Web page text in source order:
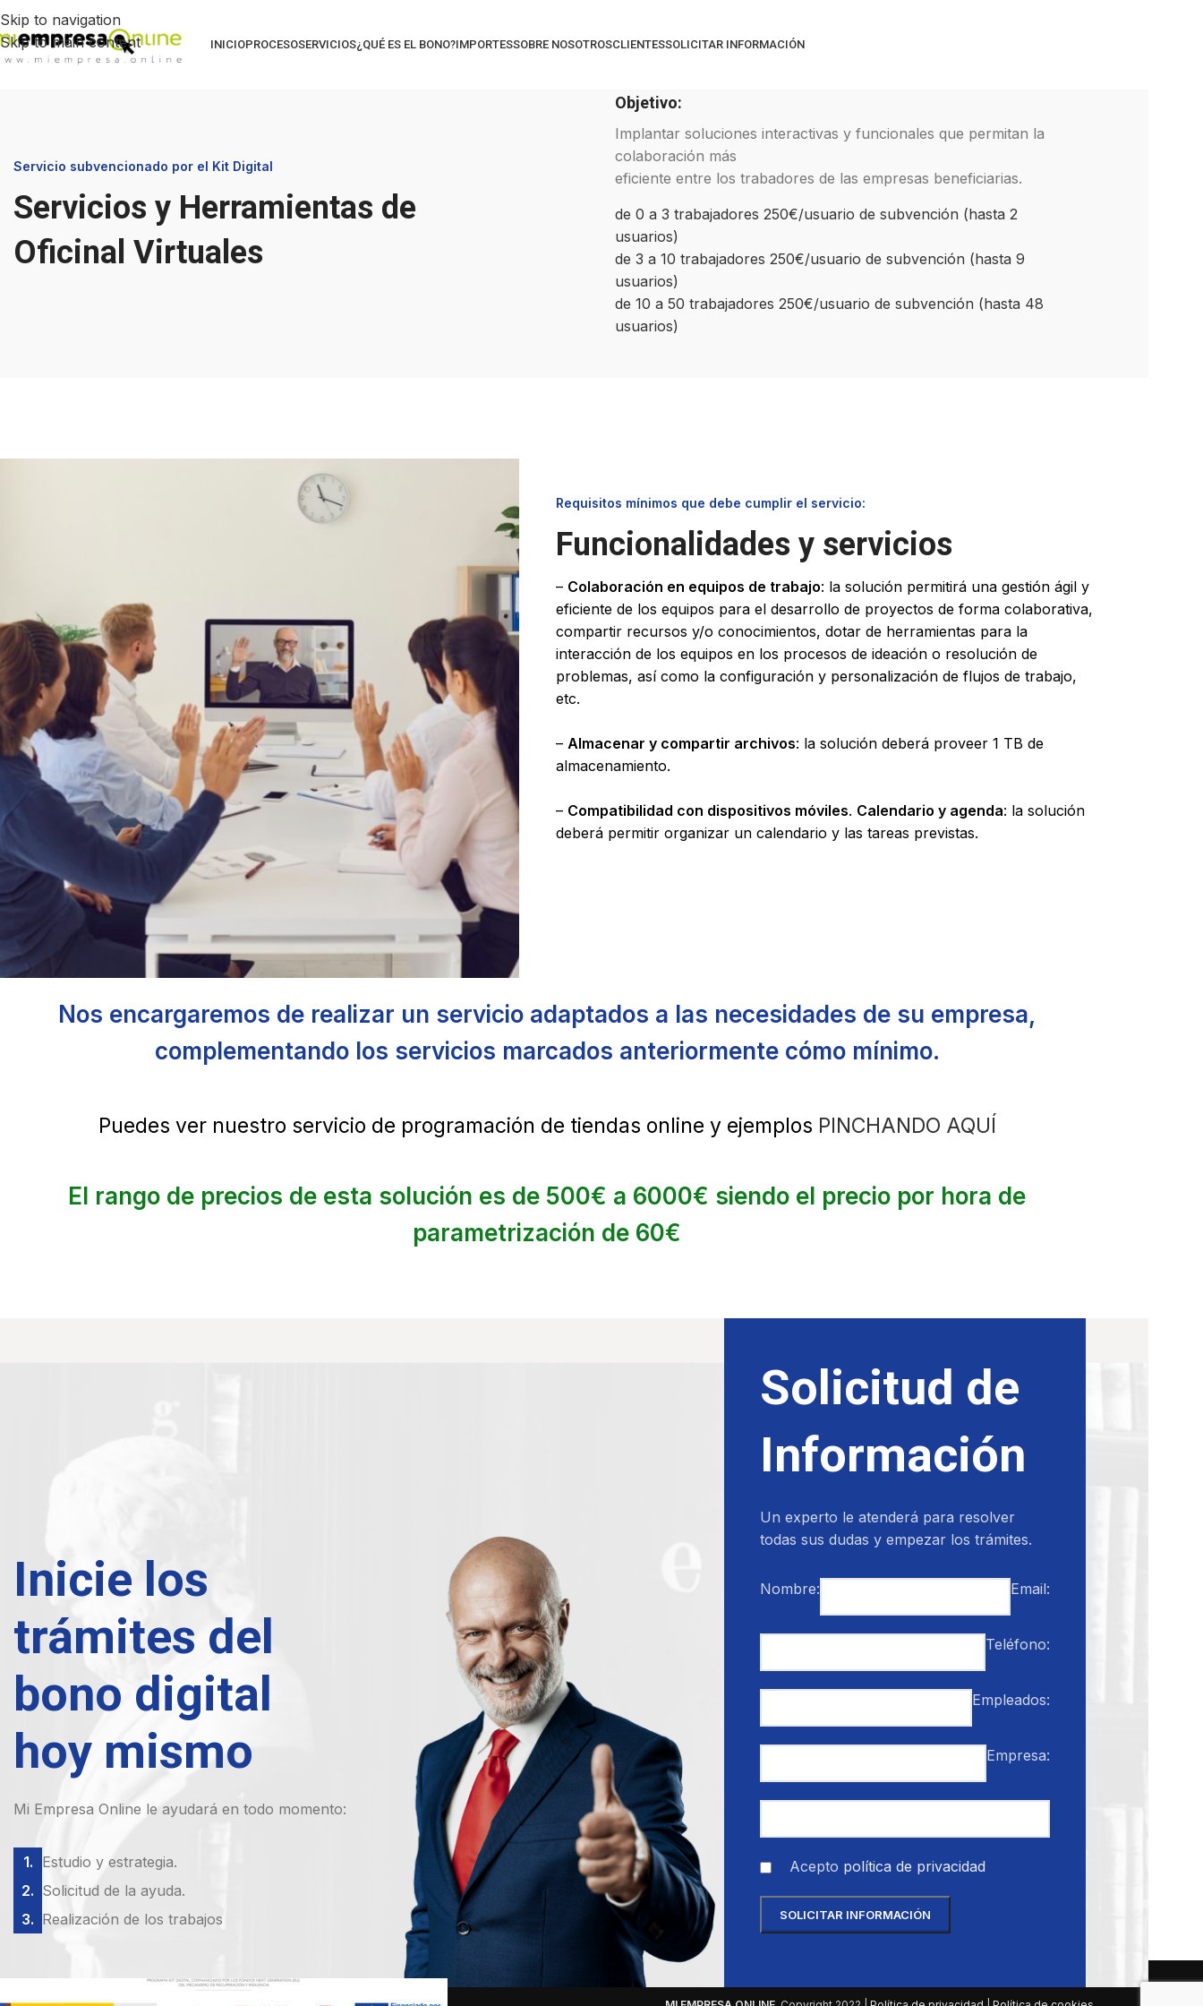
Skip to navigation
Skip to main content
INICIOPROCESOSERVICIOS¿QUÉ ES EL BONO?IMPORTESSOBRE NOSOTROSCLIENTESSOLICITAR INFORMACIÓN
Servicio subvencionado por el Kit Digital
Servicios y Herramientas de
Oficinal Virtuales
Objetivo:
Implantar soluciones interactivas y funcionales que permitan la
colaboración más
eficiente entre los trabadores de las empresas beneficiarias.
de 0 a 3 trabajadores 250€/usuario de subvención (hasta 2
usuarios)
de 3 a 10 trabajadores 250€/usuario de subvención (hasta 9
usuarios)
de 10 a 50 trabajadores 250€/usuario de subvención (hasta 48
usuarios)
Requisitos mínimos que debe cumplir el servicio:
Funcionalidades y servicios
– Colaboración en equipos de trabajo: la solución permitirá una gestión ágil y
eficiente de los equipos para el desarrollo de proyectos de forma colaborativa,
compartir recursos y/o conocimientos, dotar de herramientas para la
interacción de los equipos en los procesos de ideación o resolución de
problemas, así como la configuración y personalización de flujos de trabajo,
etc.
– Almacenar y compartir archivos: la solución deberá proveer 1 TB de
almacenamiento.
– Compatibilidad con dispositivos móviles. Calendario y agenda: la solución
deberá permitir organizar un calendario y las tareas previstas.
Nos encargaremos de realizar un servicio adaptados a las necesidades de su empresa,
complementando los servicios marcados anteriormente cómo mínimo.
Puedes ver nuestro servicio de programación de tiendas online y ejemplos PINCHANDO AQUÍ
El rango de precios de esta solución es de 500€ a 6000€ siendo el precio por hora de
parametrización de 60€
Inicie los
trámites del
bono digital
hoy mismo
Mi Empresa Online le ayudará en todo momento:
Estudio y estrategia.
Solicitud de la ayuda.
Realización de los trabajos
Solicitud de
Información
Un experto le atenderá para resolver
todas sus dudas y empezar los trámites.
Nombre: Email:
Teléfono:
Empleados:
Empresa:
Acepto política de privacidad